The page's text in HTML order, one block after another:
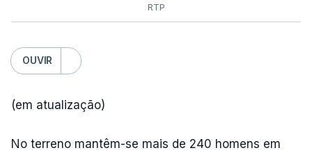
RTP
OUVIR
(em atualização)
No terreno mantêm-se mais de 240 homens em